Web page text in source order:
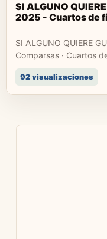
SI ALGUNO
2025 - Cuartos de
SI ALGUNO QUIERE
Comparsas · Cuartos
92 visualizaciones